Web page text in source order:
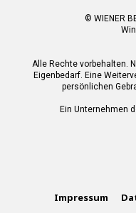
© WIENER
Alle Rechte vorbehalten.
Eigenbedarf. Eine
persönlichen
Ein Unternehmen
Impressum